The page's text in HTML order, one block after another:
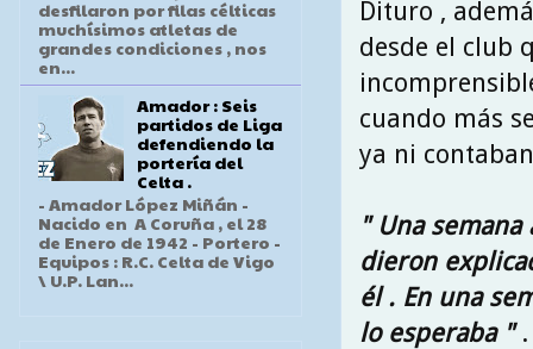
Dituro ,
desde el club
cuando más
ya ni
" Una
dieron
él . En una
lo esperaba ".
desfilaron por filas célticas
muchísimos atletas de
grandes condiciones , nos
en...
Amador : Seis
partidos de Liga
defendiendo la
portería del
Celta .
- Amador López Miñán -
Nacido en A Coruña , el 28
de Enero de 1942 - Portero -
Equipos : R.C. Celta de Vigo
\ U.P. Lan...